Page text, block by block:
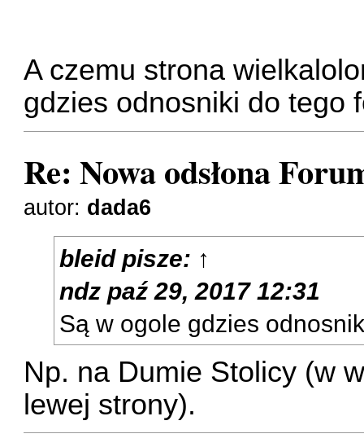
A czemu strona
gdzies odnosniki do tego
Re: Nowa odsłona
autor: dada6
bleidpisze: ↑
ndz paź 29, 2017 12:31
Są w ogole gdzies
Np. na Dumie Stolicy (w
lewej strony).